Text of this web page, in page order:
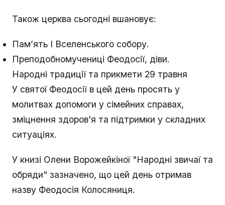
Також церква сьогодні вшановує:
Пам’ять I Вселенського собору.
Преподобномучениці Феодосії, діви.
Народні традиції та прикмети 29 травня
У святої Феодосії в цей день просять у
молитвах допомоги у сімейних справах,
зміцнення здоров'я та підтримки у складних
ситуаціях.
У книзі Олени Ворожейкіної "Народні звичаї та
обряди" зазначено, що цей день отримав
назву Феодосія Колосяниця.